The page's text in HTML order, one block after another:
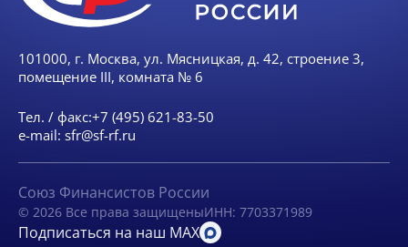
101000, г. Москва, ул. Мясницкая, д. 42, строение 3,
помещение III, комната № 6
Тел. / факс:+7 (495) 621-83-50
e-mail: sfr@sf-rf.ru
Союз Финансистов России
© 2026 Все права защищеныИНН: 7703371989
Подписаться на наш MAX